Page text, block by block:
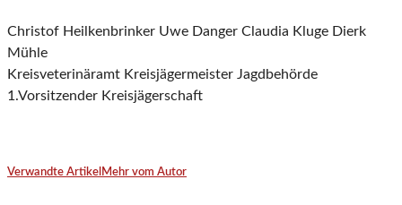
Christof Heilkenbrinker Uwe Danger Claudia Kluge Dierk
Mühle
Kreisveterinäramt Kreisjägermeister Jagdbehörde
1.Vorsitzender Kreisjägerschaft
Verwandte Artikel Mehr vom Autor